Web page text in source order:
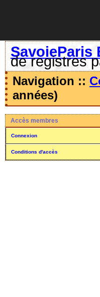
SavoieParis
de registres
Navigation ::
années)
Accès membres
Connexion
Conditions d'accès